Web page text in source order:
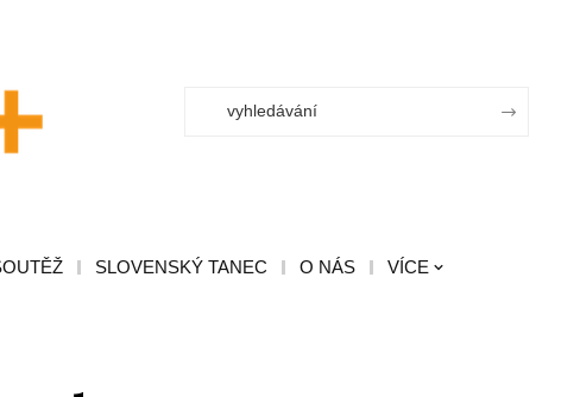
SLOVENSKÝ TANEC O NÁS VÍCE